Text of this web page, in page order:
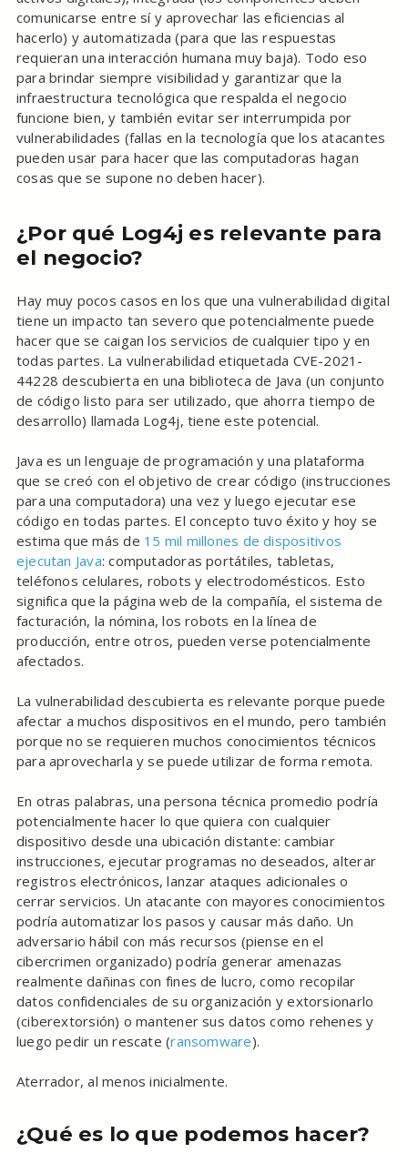
comunicarse entre sí y aprovechar las eficiencias al
hacerlo) y automatizada (para que las respuestas
requieran una interacción humana muy baja). Todo eso
para brindar siempre visibilidad y garantizar que la
infraestructura tecnológica que respalda el negocio
funcione bien, y también evitar ser interrumpida por
vulnerabilidades (fallas en la tecnología que los atacantes
pueden usar para hacer que las computadoras hagan
cosas que se supone no deben hacer).
¿Por qué Log4j es relevante para
el negocio?
Hay muy pocos casos en los que una vulnerabilidad digital
tiene un impacto tan severo que potencialmente puede
hacer que se caigan los servicios de cualquier tipo y en
todas partes. La vulnerabilidad etiquetada CVE-2021-
44228 descubierta en una biblioteca de Java (un conjunto
de código listo para ser utilizado, que ahorra tiempo de
desarrollo) llamada Log4j, tiene este potencial.
Java es un lenguaje de programación y una plataforma
que se creó con el objetivo de crear código (instrucciones
para una computadora) una vez y luego ejecutar ese
código en todas partes. El concepto tuvo éxito y hoy se
estima que más de 15 mil millones de dispositivos
ejecutan Java: computadoras portátiles, tabletas,
teléfonos celulares, robots y electrodomésticos. Esto
significa que la página web de la compañía, el sistema de
facturación, la nómina, los robots en la línea de
producción, entre otros, pueden verse potencialmente
afectados.
La vulnerabilidad descubierta es relevante porque puede
afectar a muchos dispositivos en el mundo, pero también
porque no se requieren muchos conocimientos técnicos
para aprovecharla y se puede utilizar de forma remota.
En otras palabras, una persona técnica promedio podría
potencialmente hacer lo que quiera con cualquier
dispositivo desde una ubicación distante: cambiar
instrucciones, ejecutar programas no deseados, alterar
registros electrónicos, lanzar ataques adicionales o
cerrar servicios. Un atacante con mayores conocimientos
podría automatizar los pasos y causar más daño. Un
adversario hábil con más recursos (piense en el
cibercrimen organizado) podría generar amenazas
realmente dañinas con fines de lucro, como recopilar
datos confidenciales de su organización y extorsionarlo
(ciberextorsión) o mantener sus datos como rehenes y
luego pedir un rescate (ransomware).
Aterrador, al menos inicialmente.
¿Qué es lo que podemos hacer?